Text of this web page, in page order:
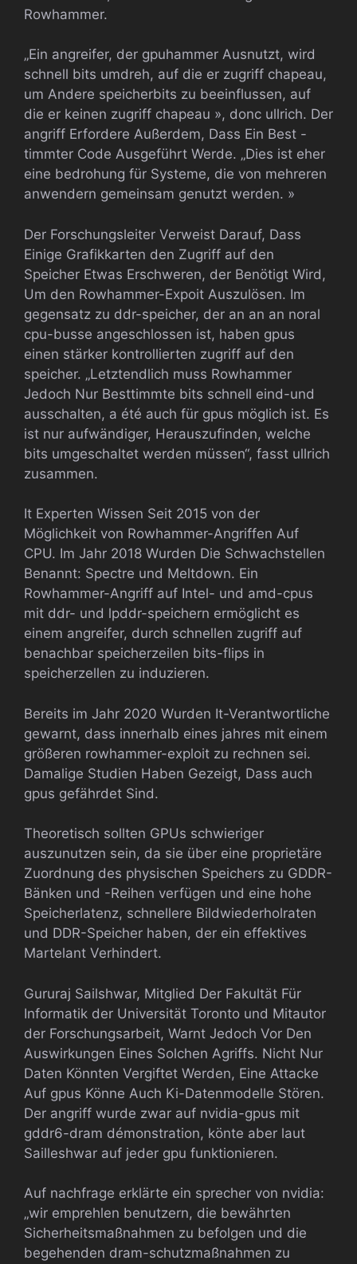
Rowhammer.
„Ein angreifer, der gpuhammer Ausnutzt, wird
schnell bits umdreh, auf die er zugriff chapeau,
um Andere speicherbits zu beeinflussen, auf
die er keinen zugriff chapeau », donc ullrich. Der
angriff Erfordere Außerdem, Dass Ein Best -
timmter Code Ausgeführt Werde. „Dies ist eher
eine bedrohung für Systeme, die von mehreren
anwendern gemeinsam genutzt werden. »
Der Forschungsleiter Verweist Darauf, Dass
Einige Grafikkarten den Zugriff auf den
Speicher Etwas Erschweren, der Benötigt Wird,
Um den Rowhammer-Expoit Auszulösen. Im
gegensatz zu ddr-speicher, der an an an noral
cpu-busse angeschlossen ist, haben gpus
einen stärker kontrollierten zugriff auf den
speicher. „Letztendlich muss Rowhammer
Jedoch Nur Besttimmte bits schnell eind-und
ausschalten, a été auch für gpus möglich ist. Es
ist nur aufwändiger, Herauszufinden, welche
bits umgeschaltet werden müssen“, fasst ullrich
zusammen.
It Experten Wissen Seit 2015 von der
Möglichkeit von Rowhammer-Angriffen Auf
CPU. Im Jahr 2018 Wurden Die Schwachstellen
Benannt: Spectre und Meltdown. Ein
Rowhammer-Angriff auf Intel- und amd-cpus
mit ddr- und lpddr-speichern ermöglicht es
einem angreifer, durch schnellen zugriff auf
benachbar speicherzeilen bits-flips in
speicherzellen zu induzieren.
Bereits im Jahr 2020 Wurden It-Verantwortliche
gewarnt, dass innerhalb eines jahres mit einem
größeren rowhammer-exploit zu rechnen sei.
Damalige Studien Haben Gezeigt, Dass auch
gpus gefährdet Sind.
Theoretisch sollten GPUs schwieriger
auszunutzen sein, da sie über eine proprietäre
Zuordnung des physischen Speichers zu GDDR-
Bänken und -Reihen verfügen und eine hohe
Speicherlatenz, schnellere Bildwiederholraten
und DDR-Speicher haben, der ein effektives
Martelant Verhindert.
Gururaj Sailshwar, Mitglied Der Fakultät Für
Informatik der Universität Toronto und Mitautor
der Forschungsarbeit, Warnt Jedoch Vor Den
Auswirkungen Eines Solchen Agriffs. Nicht Nur
Daten Könnten Vergiftet Werden, Eine Attacke
Auf gpus Könne Auch Ki-Datenmodelle Stören.
Der angriff wurde zwar auf nvidia-gpus mit
gddr6-dram démonstration, könte aber laut
Sailleshwar auf jeder gpu funktionieren.
Auf nachfrage erklärte ein sprecher von nvidia:
„wir emprehlen benutzern, die bewährten
Sicherheitsmaßnahmen zu befolgen und die
begehenden dram-schutzmaßnahmen zu